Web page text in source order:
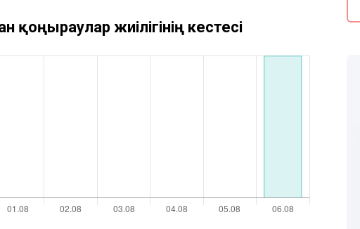
қоңыраулар жиілігінің кестесі